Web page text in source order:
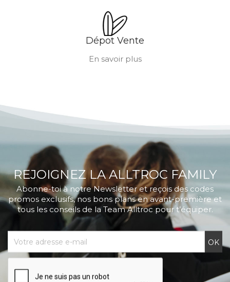
Dépot Vente
En savoir plus
REJOIGNEZ LA ALLTROC FAMILY
Abonne-toi à notre Newsletter et reçois des codes
promos exclusifs, nos bons plans en avant-première et
tous les conseils de la Team Alltroc pour t’équiper.